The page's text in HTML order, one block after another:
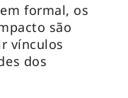
formal, os
são
vínculos
dos